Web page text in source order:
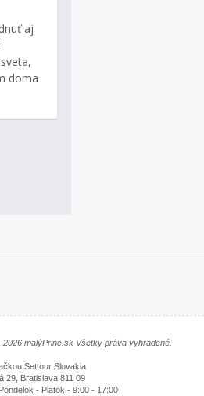
aj
doma
malýPrinc.sk Všetky práva vyhradené.
Settour Slovakia
29, Bratislava 811 09
- Piatok - 9:00 - 17:00